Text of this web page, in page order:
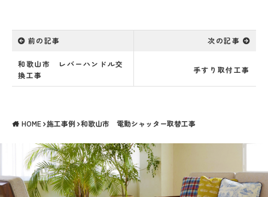
前の記事
和歌山市 レバーハンドル交
換工事
次の記事
手すり取付工事
HOME 施工事例 和歌山市 電動シャッター取替工事